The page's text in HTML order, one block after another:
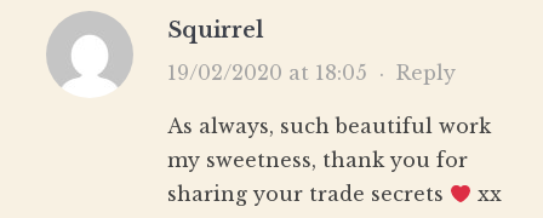
Squirrel
19/02/2020 at 18:05 · Reply
As always, such beautiful work
my sweetness, thank you for
sharing your trade secrets
xx